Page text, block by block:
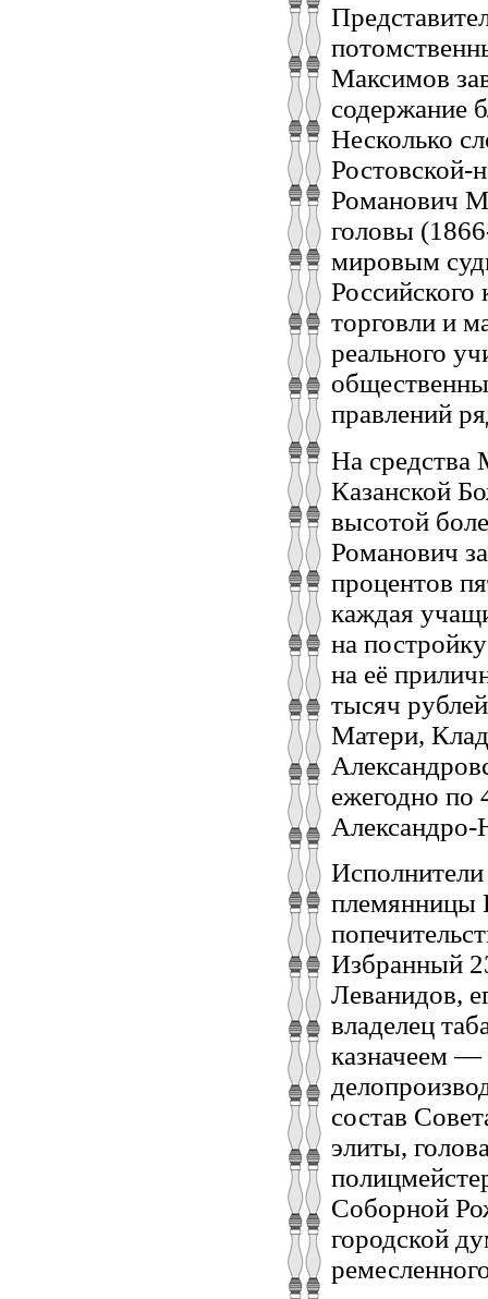
Максимов
содержание
Несколько
Ростовской-
Романович
головы
мировым
Российского
торговли и
реального
правлений
На средства
Казанской
высотой
Романович
процентов
каждая
на
на её
тысяч
Матери,
ежегодно по
племянницы
Избранный
Леванидов,
владелец
казначеем —
состав
элиты,
Соборной
городской